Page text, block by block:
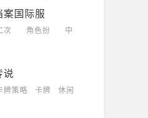
案国际服
次
角色扮
中
说
牌策略 卡牌
休闲